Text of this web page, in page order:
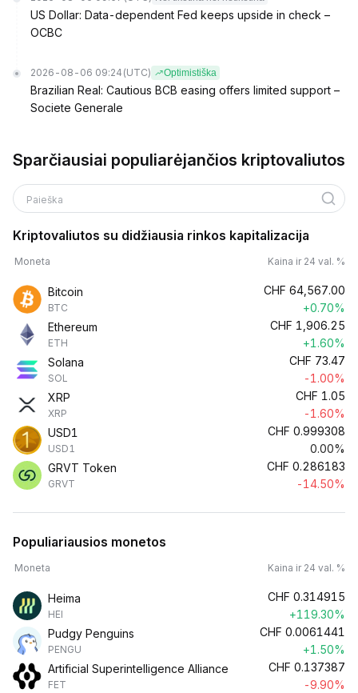
US Dollar: Data-dependent Fed keeps upside in check –
OCBC
2026-08-06 09:24 (UTC) Optimistiška
Brazilian Real: Cautious BCB easing offers limited support –
Societe Generale
Sparčiausiai populiarėjančios kriptovaliutos
Paieška
Kriptovaliutos su didžiausia rinkos kapitalizacija
Moneta Kaina ir 24 val. %
Bitcoin
BTC
CHF 64,567.00
+0.70%
Ethereum
ETH
CHF 1,906.25
+1.60%
Solana
SOL
CHF 73.47
-1.00%
XRP
XRP
CHF 1.05
-1.60%
USD1
USD1
CHF 0.999308
0.00%
GRVT Token
GRVT
CHF 0.286183
-14.50%
Populiariausios monetos
Moneta Kaina ir 24 val. %
Heima
HEI
CHF 0.314915
+119.30%
Pudgy Penguins
PENGU
CHF 0.0061441
+1.50%
Artificial Superintelligence Alliance
FET
CHF 0.137387
-9.90%